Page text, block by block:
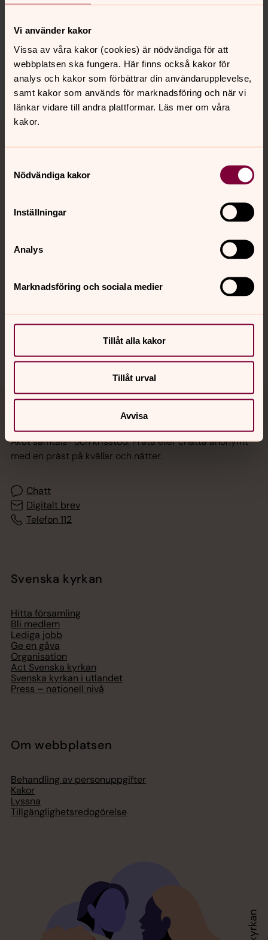
Vi använder kakor
Vissa av våra kakor (cookies) är nödvändiga för att
webbplatsen ska fungera. Här finns också kakor för
analys och kakor som förbättrar din användarupplevelse,
samt kakor som används för marknadsföring och när vi
länkar vidare till andra plattformar. Läs mer om våra
kakor.
Nödvändiga kakor
Inställningar
Analys
Marknadsföring och sociala medier
Tillåt alla kakor
Tillåt urval
Avvisa
Synpunkter eller frågor på sidans
innehåll?
solna.forsamling@svenskakyrkan.se
Dela
Tillbaka till toppen
Tillbaka till innehållet
Sociala kanaler
Jourhavande präst
Akut samtals- och krisstöd. Prata eller chatta anonymt
med en präst på kvällar och nätter.
Chatt
Digitalt brev
Telefon 112
Svenska kyrkan
Hitta församling
Bli medlem
Lediga jobb
Ge en gåva
Organisation
Act Svenska kyrkan
Svenska kyrkan i utlandet
Press – nationell nivå
Om webbplatsen
Behandling av personuppgifter
Kakor
Lyssna
Tillgänglighetsredogörelse